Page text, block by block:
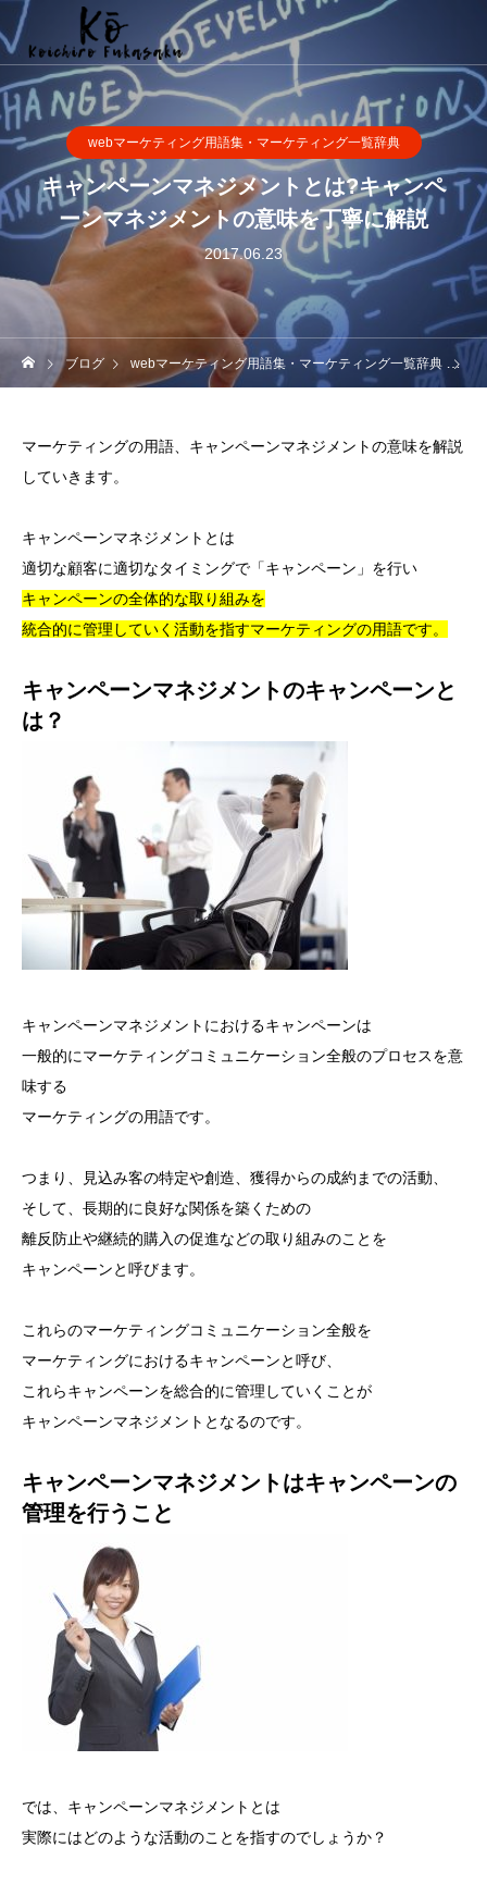
webマーケティング用語集・マーケティング一覧辞典
キャンペーンマネジメントとは?キャンペ
ーンマネジメントの意味を丁寧に解説
2017.06.23
ブログ webマーケティング用語集・マーケティング一覧辞典
マーケティングの用語、キャンペーンマネジメントの意味を解説
していきます。
キャンペーンマネジメントとは
適切な顧客に適切なタイミングで「キャンペーン」を行い
キャンペーンの全体的な取り組みを
統合的に管理していく活動を指すマーケティングの用語です。
キャンペーンマネジメントのキャンペーンと
は？
キャンペーンマネジメントにおけるキャンペーンは
一般的にマーケティングコミュニケーション全般のプロセスを意
味する
マーケティングの用語です。
つまり、見込み客の特定や創造、獲得からの成約までの活動、
そして、長期的に良好な関係を築くための
離反防止や継続的購入の促進などの取り組みのことを
キャンペーンと呼びます。
これらのマーケティングコミュニケーション全般を
マーケティングにおけるキャンペーンと呼び、
これらキャンペーンを総合的に管理していくことが
キャンペーンマネジメントとなるのです。
キャンペーンマネジメントはキャンペーンの
管理を行うこと
では、キャンペーンマネジメントとは
実際にはどのような活動のことを指すのでしょうか？